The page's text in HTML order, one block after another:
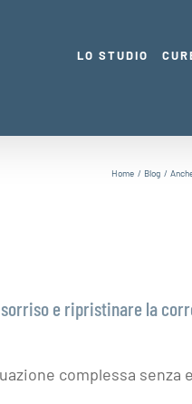
LO STUDIO
Home Blog
e ripristinare la
complessa